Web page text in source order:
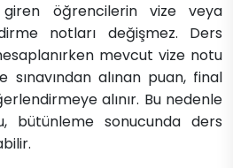
giren öğrencilerin vize veya
notları değişmez. Ders
mevcut vize notu
alınan puan, final
alınır. Bu nedenle
bütünleme sonucunda ders